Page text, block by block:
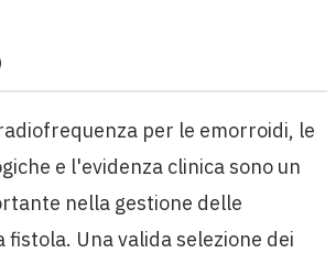
per le emorroidi, le
e l'evidenza clinica sono un
nella gestione delle
fistola. Una valida selezione dei